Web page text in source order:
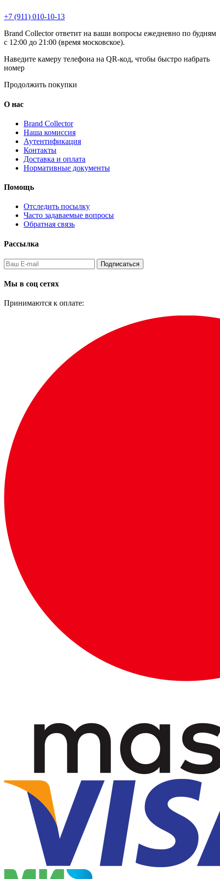
+7 (911) 010-10-13
Brand Collector ответит на ваши вопросы ежедневно по будням
с 12:00 до 21:00 (время московское).
Наведите камеру телефона на QR-код, чтобы быстро набрать
номер
Продолжить покупки
О нас
Brand Collector
Наша комиссия
Аутентификация
Контакты
Доставка и оплата
Нормативные документы
Помощь
Отследить посылку
Часто задаваемые вопросы
Обратная связь
Рассылка
Подписаться
Мы в соц сетях
Принимаются к оплате: